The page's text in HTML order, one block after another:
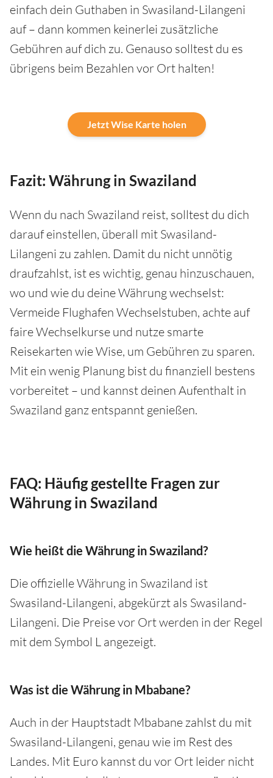
einfach dein Guthaben in Swasiland-Lilangeni
auf – dann kommen keinerlei zusätzliche
Gebühren auf dich zu. Genauso solltest du es
übrigens beim Bezahlen vor Ort halten!
Jetzt Wise Karte holen
Fazit: Währung in Swaziland
Wenn du nach Swaziland reist, solltest du dich
darauf einstellen, überall mit Swasiland-
Lilangeni zu zahlen. Damit du nicht unnötig
draufzahlst, ist es wichtig, genau hinzuschauen,
wo und wie du deine Währung wechselst:
Vermeide Flughafen Wechselstuben, achte auf
faire Wechselkurse und nutze smarte
Reisekarten wie Wise, um Gebühren zu sparen.
Mit ein wenig Planung bist du finanziell bestens
vorbereitet – und kannst deinen Aufenthalt in
Swaziland ganz entspannt genießen.
FAQ: Häufig gestellte Fragen zur
Währung in Swaziland
Wie heißt die Währung in Swaziland?
Die offizielle Währung in Swaziland ist
Swasiland-Lilangeni, abgekürzt als Swasiland-
Lilangeni. Die Preise vor Ort werden in der Regel
mit dem Symbol ‎L angezeigt.
Was ist die Währung in Mbabane?
Auch in der Hauptstadt Mbabane zahlst du mit
Swasiland-Lilangeni, genau wie im Rest des
Landes. Mit Euro kannst du vor Ort leider nicht